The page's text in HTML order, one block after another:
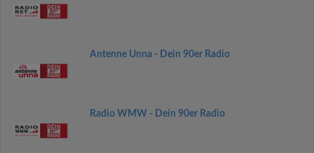
Antenne Unna - Dein 90er Radio
Radio WMW - Dein 90er Radio